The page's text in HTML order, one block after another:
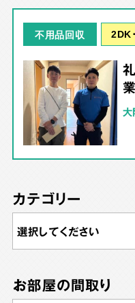
不用品回収 2DK
カテゴリー
お部屋の間取り